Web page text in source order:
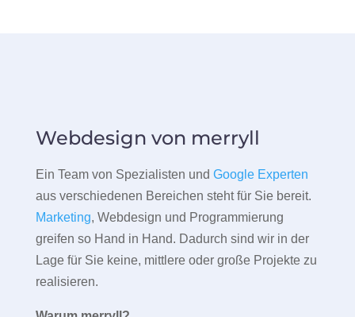
Webdesign von merryll
Ein Team von Spezialisten und Google Experten
aus verschiedenen Bereichen steht für Sie bereit.
Marketing, Webdesign und Programmierung
greifen so Hand in Hand. Dadurch sind wir in der
Lage für Sie keine, mittlere oder große Projekte zu
realisieren.